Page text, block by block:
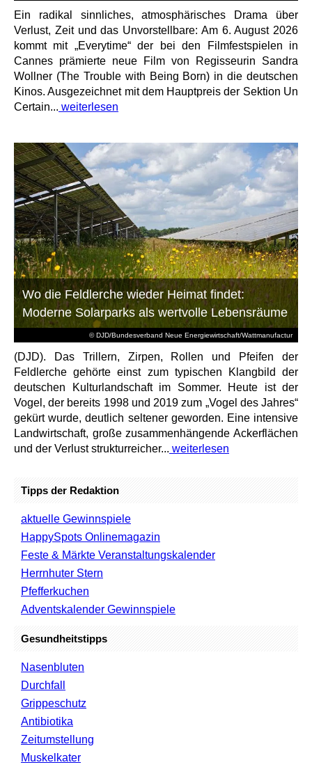
Ein radikal sinnliches, atmosphärisches Drama über
Verlust, Zeit und das Unvorstellbare: Am 6. August 2026
kommt mit „Everytime“ der bei den Filmfestspielen in
Cannes prämierte neue Film von Regisseurin Sandra
Wollner (The Trouble with Being Born) in die deutschen
Kinos. Ausgezeichnet mit dem Hauptpreis der Sektion Un
Certain... weiterlesen
© DJD/Bundesverband Neue Energiewirtschaft/Wattmanufactur
Wo die Feldlerche wieder Heimat findet:
Moderne Solarparks als wertvolle Lebensräume
(DJD). Das Trillern, Zirpen, Rollen und Pfeifen der
Feldlerche gehörte einst zum typischen Klangbild der
deutschen Kulturlandschaft im Sommer. Heute ist der
Vogel, der bereits 1998 und 2019 zum „Vogel des Jahres“
gekürt wurde, deutlich seltener geworden. Eine intensive
Landwirtschaft, große zusammenhängende Ackerflächen
und der Verlust strukturreicher... weiterlesen
Tipps der Redaktion
aktuelle Gewinnspiele
HappySpots Onlinemagazin
Feste & Märkte Veranstaltungskalender
Herrnhuter Stern
Pfefferkuchen
Adventskalender Gewinnspiele
Gesundheitstipps
Nasenbluten
Durchfall
Grippeschutz
Antibiotika
Zeitumstellung
Muskelkater